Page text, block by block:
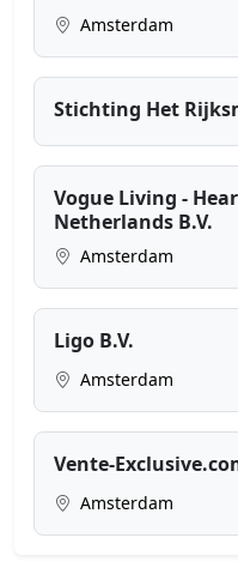
Amsterdam
Stichting Het
Vogue Living -
Netherlands B.V.
Amsterdam
Ligo B.V.
Amsterdam
Vente-
Amsterdam